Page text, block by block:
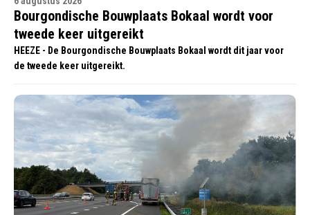
Bourgondische Bouwplaats Bokaal wordt voor
tweede keer uitgereikt
HEEZE - De Bourgondische Bouwplaats Bokaal wordt dit jaar voor
de tweede keer uitgereikt.